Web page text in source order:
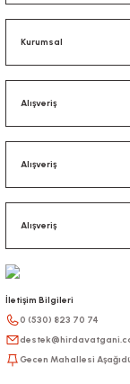
Kurumsal
Alışveriş
Alışveriş
Alışveriş
İletişim Bilgileri
0 (530) 823 70 74
Gecen Mahallesi